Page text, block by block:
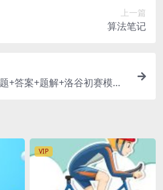
上一篇
算法笔记
+答案+题解+洛谷初赛模拟2
VIP